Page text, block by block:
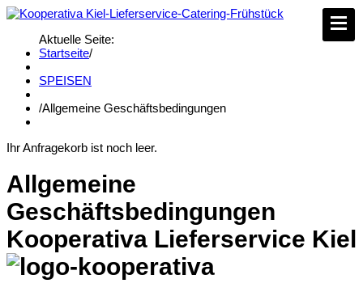
Aktuelle Seite:
Startseite/
SPEISEN
/Allgemeine Geschäftsbedingungen
Ihr Anfragekorb ist noch leer.
Allgemeine
Geschäftsbedingungen
Kooperativa Lieferservice Kiel